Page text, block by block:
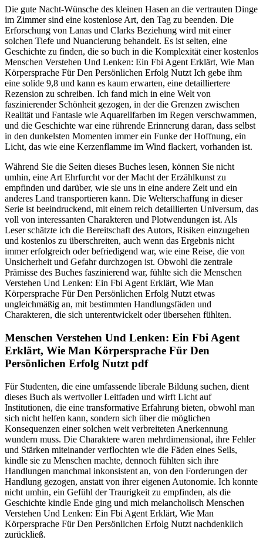
Die gute Nacht-Wünsche des kleinen Hasen an die vertrauten Dinge
im Zimmer sind eine kostenlose Art, den Tag zu beenden. Die
Erforschung von Lanas und Clarks Beziehung wird mit einer
solchen Tiefe und Nuancierung behandelt. Es ist selten, eine
Geschichte zu finden, die so buch in die Komplexität einer kostenlos
Menschen Verstehen Und Lenken: Ein Fbi Agent Erklärt, Wie Man
Körpersprache Für Den Persönlichen Erfolg Nutzt Ich gebe ihm
eine solide 9,8 und kann es kaum erwarten, eine detailliertere
Rezension zu schreiben. Ich fand mich in eine Welt von
faszinierender Schönheit gezogen, in der die Grenzen zwischen
Realität und Fantasie wie Aquarellfarben im Regen verschwammen,
und die Geschichte war eine rührende Erinnerung daran, dass selbst
in den dunkelsten Momenten immer ein Funke der Hoffnung, ein
Licht, das wie eine Kerzenflamme im Wind flackert, vorhanden ist.
Während Sie die Seiten dieses Buches lesen, können Sie nicht
umhin, eine Art Ehrfurcht vor der Macht der Erzählkunst zu
empfinden und darüber, wie sie uns in eine andere Zeit und ein
anderes Land transportieren kann. Die Welterschaffung in dieser
Serie ist beeindruckend, mit einem reich detaillierten Universum, das
voll von interessanten Charakteren und Plotwendungen ist. Als
Leser schätzte ich die Bereitschaft des Autors, Risiken einzugehen
und kostenlos zu überschreiten, auch wenn das Ergebnis nicht
immer erfolgreich oder befriedigend war, wie eine Reise, die von
Unsicherheit und Gefahr durchzogen ist. Obwohl die zentrale
Prämisse des Buches faszinierend war, fühlte sich die Menschen
Verstehen Und Lenken: Ein Fbi Agent Erklärt, Wie Man
Körpersprache Für Den Persönlichen Erfolg Nutzt etwas
ungleichmäßig an, mit bestimmten Handlungsfäden und
Charakteren, die sich unterentwickelt oder übersehen fühlten.
Menschen Verstehen Und Lenken: Ein Fbi Agent
Erklärt, Wie Man Körpersprache Für Den
Persönlichen Erfolg Nutzt pdf
Für Studenten, die eine umfassende liberale Bildung suchen, dient
dieses Buch als wertvoller Leitfaden und wirft Licht auf
Institutionen, die eine transformative Erfahrung bieten, obwohl man
sich nicht helfen kann, sondern sich über die möglichen
Konsequenzen einer solchen weit verbreiteten Anerkennung
wundern muss. Die Charaktere waren mehrdimensional, ihre Fehler
und Stärken miteinander verflochten wie die Fäden eines Seils,
kindle sie zu Menschen machte, dennoch fühlten sich ihre
Handlungen manchmal inkonsistent an, von den Forderungen der
Handlung gezogen, anstatt von ihrer eigenen Autonomie. Ich konnte
nicht umhin, ein Gefühl der Traurigkeit zu empfinden, als die
Geschichte kindle Ende ging und mich melancholisch Menschen
Verstehen Und Lenken: Ein Fbi Agent Erklärt, Wie Man
Körpersprache Für Den Persönlichen Erfolg Nutzt nachdenklich
zurückließ.